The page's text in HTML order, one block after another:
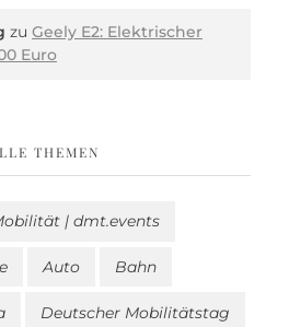
zu Geely E2: Elektrischer
Euro
THEMEN
| dmt.events
Auto Bahn
Deutscher Mobilitätstag